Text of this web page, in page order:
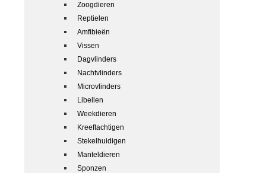
Zoogdieren
Reptielen
Amfibieën
Vissen
Dagvlinders
Nachtvlinders
Microvlinders
Libellen
Weekdieren
Kreeftachtigen
Stekelhuidigen
Manteldieren
Sponzen